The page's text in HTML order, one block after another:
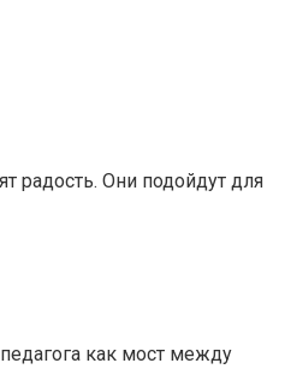
радость. Они подойдут для
как мост между